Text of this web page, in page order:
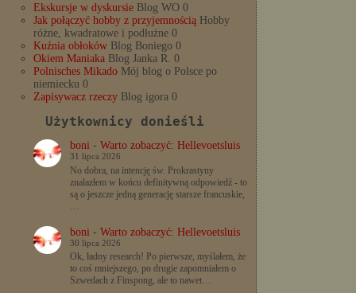
Ekskursje w dyskursie Blog WO 0
Jak połączyć hobby z przyjemnością Hobby
różne, kwadratowe i podłużne 0
Kuźnia obłoków Blog Boniego 0
Okiem Maniaka Blog Janka R. 0
Polnisches Mikado Mój blog o Polsce po
niemiecku 0
Zapisywacz rzeczy Blog igora 0
Użytkownicy donieśli
boni- Warto zobaczyć: Hellevoetsluis
31 lipca 2026
No dobra, na intencję św. Prokrastyny
znalazłem w końcu definitywną odpowiedź - to
są o jeszcze jedną generację starsze francuskie,
…
boni- Warto zobaczyć: Hellevoetsluis
30 lipca 2026
Ok, ładny research! Po pierwsze, myślałem, że
to coś mniejszego, po drugie zapomniałem o
Szwedach z Finspong, ale to nawet…